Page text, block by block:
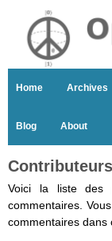
Home Archives
Blog About
Voici la liste des
commentaires.
commentaires dans